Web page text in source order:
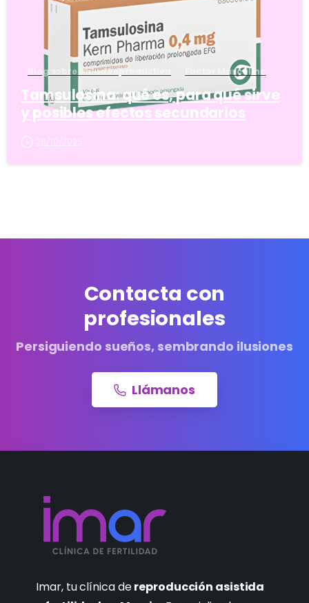
Blog sobre Salud Reproductiva Factor Masculino
Tamsulosina: qué es, para qué sirve
y posibles efectos secundarios
28/10/2025
Contacta con
profesionales
Persiguiendo sueños, sembrando ilusiones
Llámanos
Imar, tu clínica dereproducción asistida